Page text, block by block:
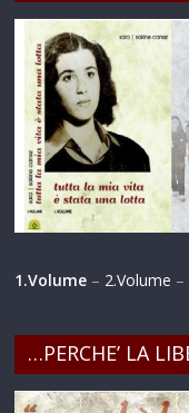
1.Volume – 2.Volume –
…PERCHE’ LA